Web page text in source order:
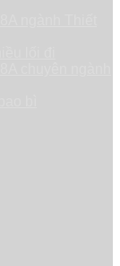
ngành Thiết
lối đi
chuyên ngành
bì